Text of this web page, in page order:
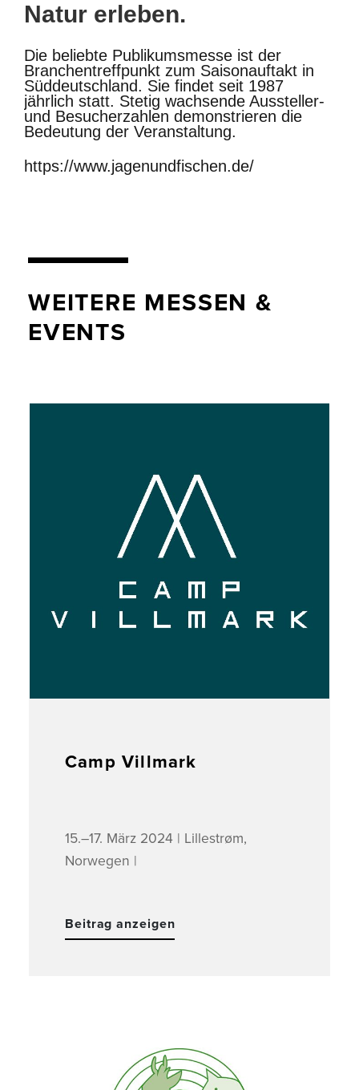
Natur erleben.
Die beliebte Publikumsmesse ist der
Branchentreffpunkt zum Saisonauftakt in
Süddeutschland. Sie findet seit 1987
jährlich statt. Stetig wachsende Aussteller-
und Besucherzahlen demonstrieren die
Bedeutung der Veranstaltung.
https://www.jagenundfischen.de/
WEITERE MESSEN &
EVENTS
Camp Villmark
15.–17. März 2024 | Lillestrøm,
Norwegen |
Beitrag anzeigen